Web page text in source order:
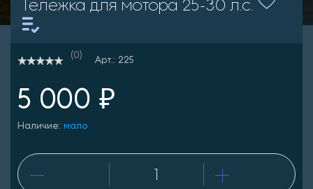
Тележка для мотора 25-30 л.с.
(0)
Арт.: 225
5 000 ₽
Наличие: мало